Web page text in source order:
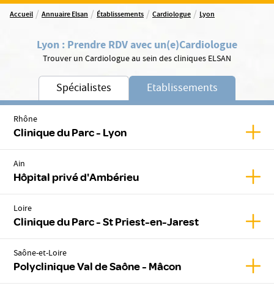
Accueil / Annuaire Elsan / Établissements / Cardiologue / Lyon
Lyon : Prendre RDV avec un(e)Cardiologue
Trouver un Cardiologue au sein des cliniques ELSAN
Spécialistes Etablissements
Rhône
Clinique du Parc - Lyon
Ain
Hôpital privé d'Ambérieu
Loire
Clinique du Parc - St Priest-en-Jarest
Saône-et-Loire
Polyclinique Val de Saône - Mâcon